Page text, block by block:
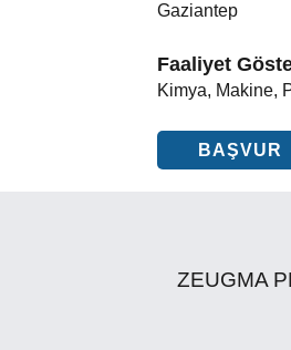
Gaziantep
Faaliyet
Kimya, Makine,
BAŞVUR
ZEUGMA